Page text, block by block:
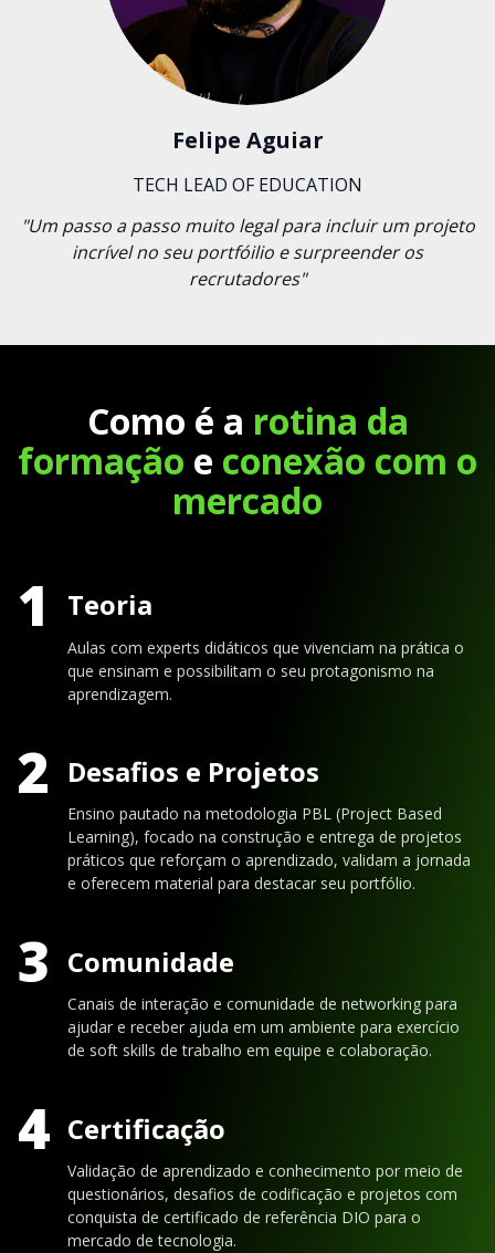
Felipe Aguiar
TECH LEAD OF EDUCATION
"Um passo a passo muito legal para incluir um projeto
incrível no seu portfóilio e surpreender os
recrutadores"
Como é a rotina da
formação e conexão com o
mercado
1 Teoria
Aulas com experts didáticos que vivenciam na prática o
que ensinam e possibilitam o seu protagonismo na
aprendizagem.
2 Desafios e Projetos
Ensino pautado na metodologia PBL (Project Based
Learning), focado na construção e entrega de projetos
práticos que reforçam o aprendizado, validam a jornada
e oferecem material para destacar seu portfólio.
3 Comunidade
Canais de interação e comunidade de networking para
ajudar e receber ajuda em um ambiente para exercício
de soft skills de trabalho em equipe e colaboração.
4 Certificação
Validação de aprendizado e conhecimento por meio de
questionários, desafios de codificação e projetos com
conquista de certificado de referência DIO para o
mercado de tecnologia.